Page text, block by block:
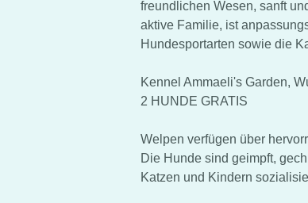
freundlichen Wesen, sanft
aktive Familie, ist
Hundesportarten sowie die
Kennel Ammaeli's Garden,
2 HUNDE GRATIS
Welpen verfügen über
Die Hunde sind geimpft,
Katzen und Kindern